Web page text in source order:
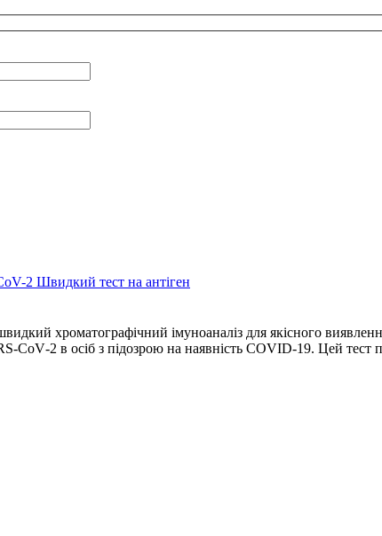
2 Швидкий тест на антіген
хроматографічний імуноаналіз для якісного
в осіб з підозрою на наявність COVID‑19. Цей